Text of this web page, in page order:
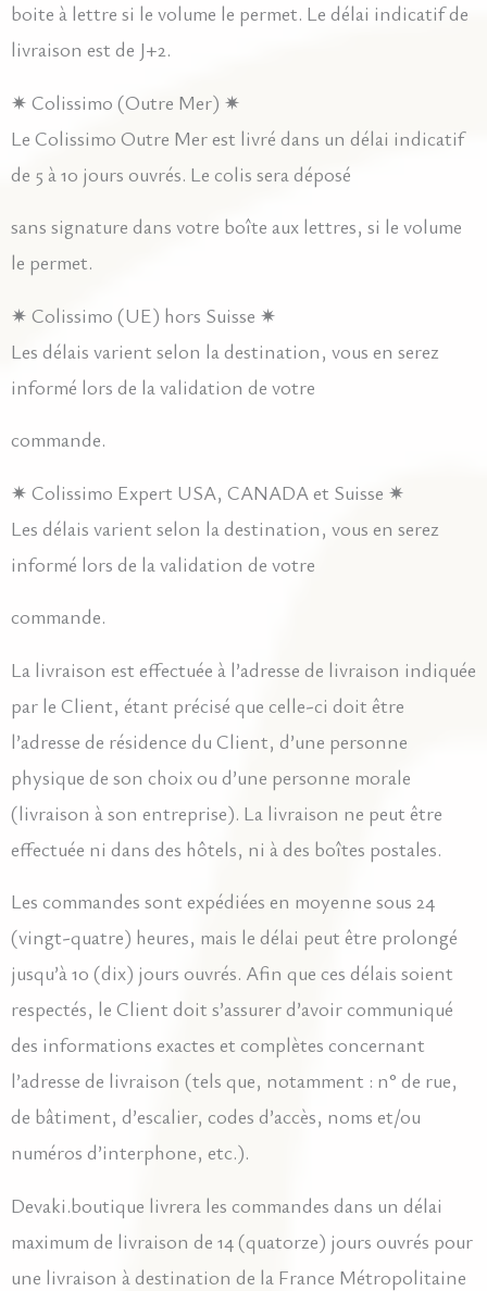
boite à lettre si le volume le permet. Le délai indicatif de
livraison est de J+2.
✷ Colissimo (Outre Mer) ✷
Le Colissimo Outre Mer est livré dans un délai indicatif
de 5 à 10 jours ouvrés. Le colis sera déposé
sans signature dans votre boîte aux lettres, si le volume
le permet.
✷ Colissimo (UE) hors Suisse ✷
Les délais varient selon la destination, vous en serez
informé lors de la validation de votre
commande.
✷ Colissimo Expert USA, CANADA et Suisse ✷
Les délais varient selon la destination, vous en serez
informé lors de la validation de votre
commande.
La livraison est effectuée à l’adresse de livraison indiquée
par le Client, étant précisé que celle-ci doit être
l’adresse de résidence du Client, d’une personne
physique de son choix ou d’une personne morale
(livraison à son entreprise). La livraison ne peut être
effectuée ni dans des hôtels, ni à des boîtes postales.
Les commandes sont expédiées en moyenne sous 24
(vingt-quatre) heures, mais le délai peut être prolongé
jusqu’à 10 (dix) jours ouvrés. Afin que ces délais soient
respectés, le Client doit s’assurer d’avoir communiqué
des informations exactes et complètes concernant
l’adresse de livraison (tels que, notamment : n° de rue,
de bâtiment, d’escalier, codes d’accès, noms et/ou
numéros d’interphone, etc.).
Devaki.boutique livrera les commandes dans un délai
maximum de livraison de 14 (quatorze) jours ouvrés pour
une livraison à destination de la France Métropolitaine